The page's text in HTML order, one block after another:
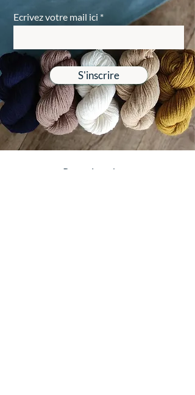
Ecrivez votre mail ici
S'inscrire
Revenir en haut